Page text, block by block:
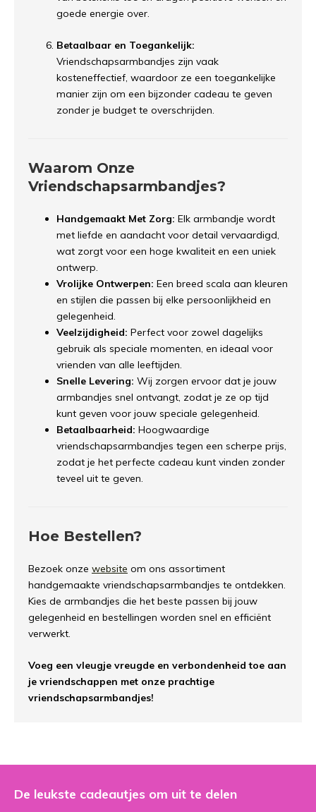
goede energie over.
Betaalbaar en Toegankelijk:
Vriendschapsarmbandjes zijn vaak
kosteneffectief, waardoor ze een toegankelijke
manier zijn om een bijzonder cadeau te geven
zonder je budget te overschrijden.
Waarom Onze
Vriendschapsarmbandjes?
Handgemaakt Met Zorg: Elk armbandje wordt
met liefde en aandacht voor detail vervaardigd,
wat zorgt voor een hoge kwaliteit en een uniek
ontwerp.
Vrolijke Ontwerpen: Een breed scala aan kleuren
en stijlen die passen bij elke persoonlijkheid en
gelegenheid.
Veelzijdigheid: Perfect voor zowel dagelijks
gebruik als speciale momenten, en ideaal voor
vrienden van alle leeftijden.
Snelle Levering: Wij zorgen ervoor dat je jouw
armbandjes snel ontvangt, zodat je ze op tijd
kunt geven voor jouw speciale gelegenheid.
Betaalbaarheid: Hoogwaardige
vriendschapsarmbandjes tegen een scherpe prijs,
zodat je het perfecte cadeau kunt vinden zonder
teveel uit te geven.
Hoe Bestellen?
Bezoek onze website om ons assortiment
handgemaakte vriendschapsarmbandjes te ontdekken.
Kies de armbandjes die het beste passen bij jouw
gelegenheid en bestellingen worden snel en efficiënt
verwerkt.
Voeg een vleugje vreugde en verbondenheid toe aan
je vriendschappen met onze prachtige
vriendschapsarmbandjes!
De leukste cadeautjes om uit te delen